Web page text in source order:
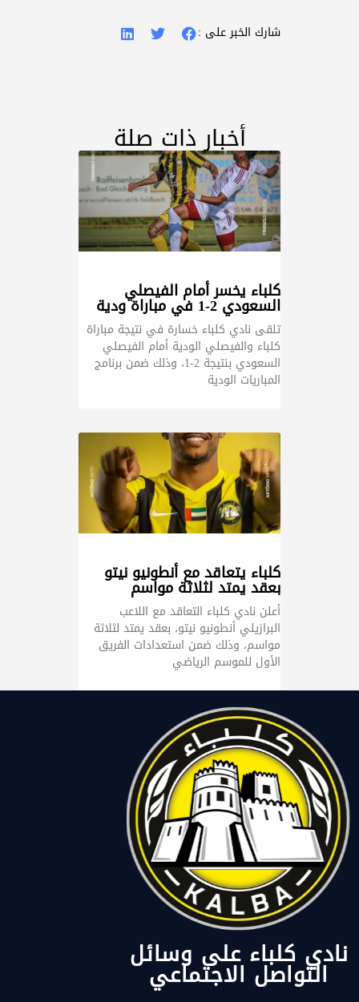
شارك الخبر على :
أخبار ذات صلة
كلباء يخسر أمام الفيصلي
السعودي 2-1 في مباراة ودية
تلقى نادي كلباء خسارة في نتيجة مباراة
كلباء والفيصلي الودية أمام الفيصلي
السعودي بنتيجة 2-1، وذلك ضمن برنامج
المباريات الودية
كلباء يتعاقد مع أنطونيو نيتو
بعقد يمتد لثلاثة مواسم
أعلن نادي كلباء التعاقد مع اللاعب
البرازيلي أنطونيو نيتو، بعقد يمتد لثلاثة
مواسم، وذلك ضمن استعدادات الفريق
الأول للموسم الرياضي
نادي كلباء على وسائل
التواصل الاجتماعي